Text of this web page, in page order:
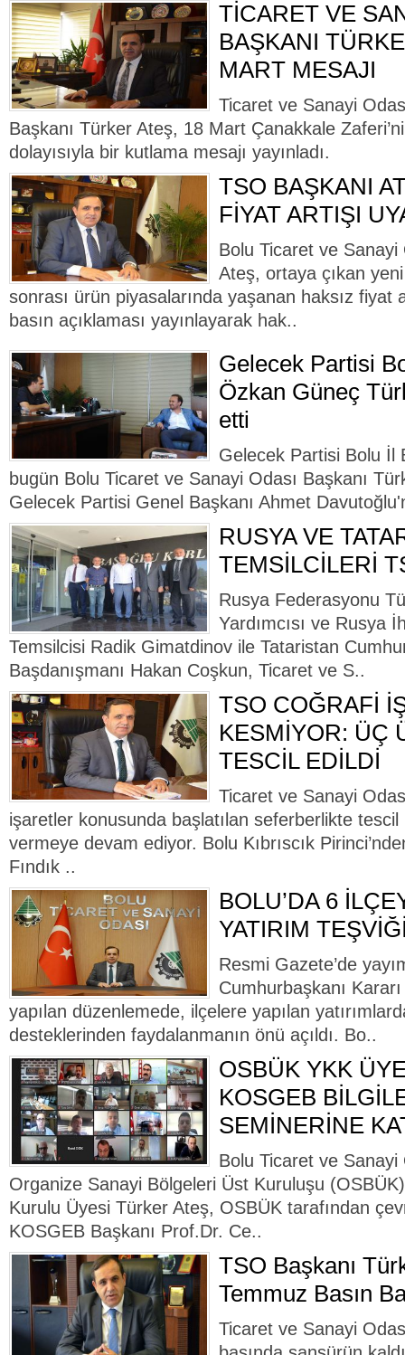
TİCARET VE
BAŞKANI
MART MESAJI
Ticaret ve Sanayi
Başkanı Türker Ateş, 18 Mart Çanakkale
dolayısıyla bir kutlama mesajı yayınladı.
TSO BAŞKANI
FİYAT ARTIŞI
Bolu Ticaret ve Sanayi
Ateş, ortaya çıkan
sonrası ürün piyasalarında yaşanan haksız fiyat
basın açıklaması yayınlayarak hak..
Gelecek Partisi
Özkan Güneç
etti
Gelecek Partisi Bolu İl
bugün Bolu Ticaret ve Sanayi Odası Başkanı
Gelecek Partisi Genel Başkanı Ahmet
RUSYA VE
TEMSİLCİLERİ
Rusya Federasyonu
Yardımcısı ve Rusya
Temsilcisi Radik Gimatdinov ile Tataristan
Başdanışmanı Hakan Coşkun, Ticaret ve S..
TSO COĞRAFİ
KESMİYOR: ÜÇ
TESCİL EDİLDİ
Ticaret ve Sanayi
işaretler konusunda başlatılan seferberlikte tescil
vermeye devam ediyor. Bolu Kıbrıscık
Fındık ..
BOLU’DA 6
YATIRIM
Resmi Gazete’de
Cumhurbaşkanı
yapılan düzenlemede, ilçelere yapılan
desteklerinden faydalanmanın önü açıldı. Bo..
OSBÜK YKK
KOSGEB
SEMİNERİNE
Bolu Ticaret ve Sanayi
Organize Sanayi Bölgeleri Üst Kuruluşu
Kurulu Üyesi Türker Ateş, OSBÜK tarafından
KOSGEB Başkanı Prof.Dr. Ce..
TSO Başkanı
Temmuz Basın
Ticaret ve Sanayi